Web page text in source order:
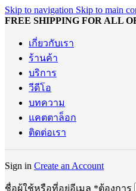
Skip to navigation Skip to main
FREE SHIPPING FOR ALL
เกี่ยวกับเรา
ร้านค้า
บริการ
วีดีโอ
บทความ
แคตตาล็อก
ติดต่อเรา
Sign in Create an Account
ชื่อผู้ใช้หรือที่อยู่อีเมล *ต้องการ